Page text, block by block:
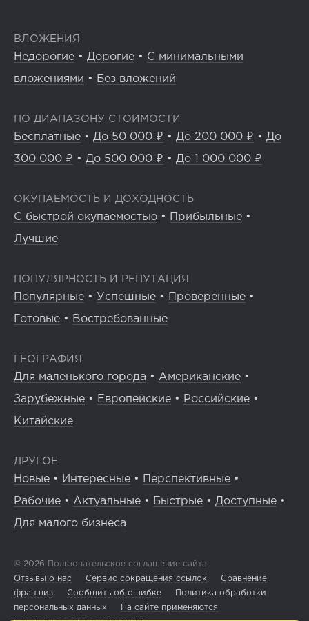
ВЛОЖЕНИЯ
Недорогие • Дорогие • С минимальными
вложениями • Без вложений
ПО ДИАПАЗОНУ СТОИМОСТИ
Бесплатные • До 50 000 ₽ • До 200 000 ₽ • До
300 000 ₽ • До 500 000 ₽ • До 1 000 000 ₽
ОКУПАЕМОСТЬ И ДОХОДНОСТЬ
С быстрой окупаемостью • Прибыльные •
Лучшие
ПОПУЛЯРНОСТЬ И РЕПУТАЦИЯ
Популярные • Успешные • Проверенные •
Готовые • Востребованные
ГЕОГРАФИЯ
Для маленького города • Американские •
Зарубежные • Европейские • Российские •
Китайские
ДРУГОЕ
Новые • Интересные • Перспективные •
Рабочие • Актуальные • Быстрые • Доступные •
Для малого бизнеса
© 2026 Пользовательское соглашение сайта
Отзывы о нас
Сервис сокращения ссылок
Сравнение
франшиз
Сообщить об ошибке
Политика обработки
персональных данных
На сайте применяются